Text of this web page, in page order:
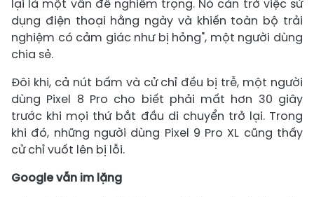
lại là một vấn đề nghiêm trọng. Nó cản trở việc sử
dụng điện thoại hằng ngày và khiến toàn bộ trải
nghiệm có cảm giác như bị hỏng", một người dùng
chia sẻ.
Đôi khi, cả nút bấm và cử chỉ đều bị trễ, một người
dùng Pixel 8 Pro cho biết phải mất hơn 30 giây
trước khi mọi thứ bắt đầu di chuyển trở lại. Trong
khi đó, những người dùng Pixel 9 Pro XL cũng thấy
cử chỉ vuốt lên bị lỗi.
Google vẫn im lặng